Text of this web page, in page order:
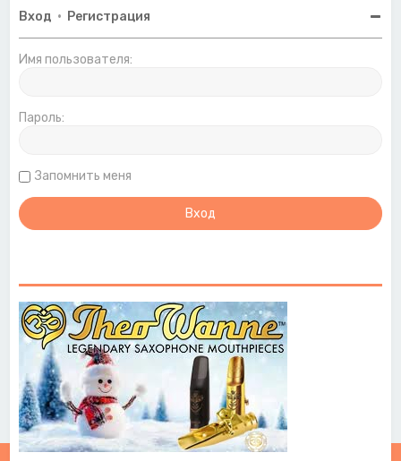
Вход • Регистрация
Имя пользователя:
Пароль:
Запомнить меня